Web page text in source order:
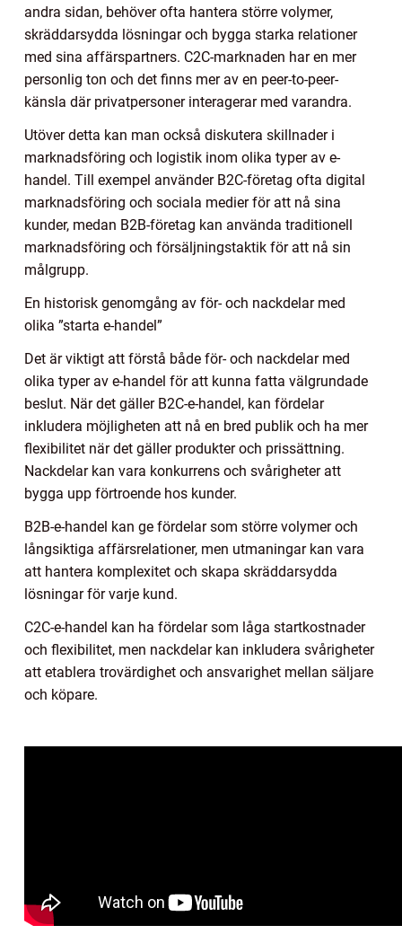
andra sidan, behöver ofta hantera större volymer,
skräddarsydda lösningar och bygga starka relationer
med sina affärspartners. C2C-marknaden har en mer
personlig ton och det finns mer av en peer-to-peer-
känsla där privatpersoner interagerar med varandra.
Utöver detta kan man också diskutera skillnader i
marknadsföring och logistik inom olika typer av e-
handel. Till exempel använder B2C-företag ofta digital
marknadsföring och sociala medier för att nå sina
kunder, medan B2B-företag kan använda traditionell
marknadsföring och försäljningstaktik för att nå sin
målgrupp.
En historisk genomgång av för- och nackdelar med
olika ”starta e-handel”
Det är viktigt att förstå både för- och nackdelar med
olika typer av e-handel för att kunna fatta välgrundade
beslut. När det gäller B2C-e-handel, kan fördelar
inkludera möjligheten att nå en bred publik och ha mer
flexibilitet när det gäller produkter och prissättning.
Nackdelar kan vara konkurrens och svårigheter att
bygga upp förtroende hos kunder.
B2B-e-handel kan ge fördelar som större volymer och
långsiktiga affärsrelationer, men utmaningar kan vara
att hantera komplexitet och skapa skräddarsydda
lösningar för varje kund.
C2C-e-handel kan ha fördelar som låga startkostnader
och flexibilitet, men nackdelar kan inkludera svårigheter
att etablera trovärdighet och ansvarighet mellan säljare
och köpare.